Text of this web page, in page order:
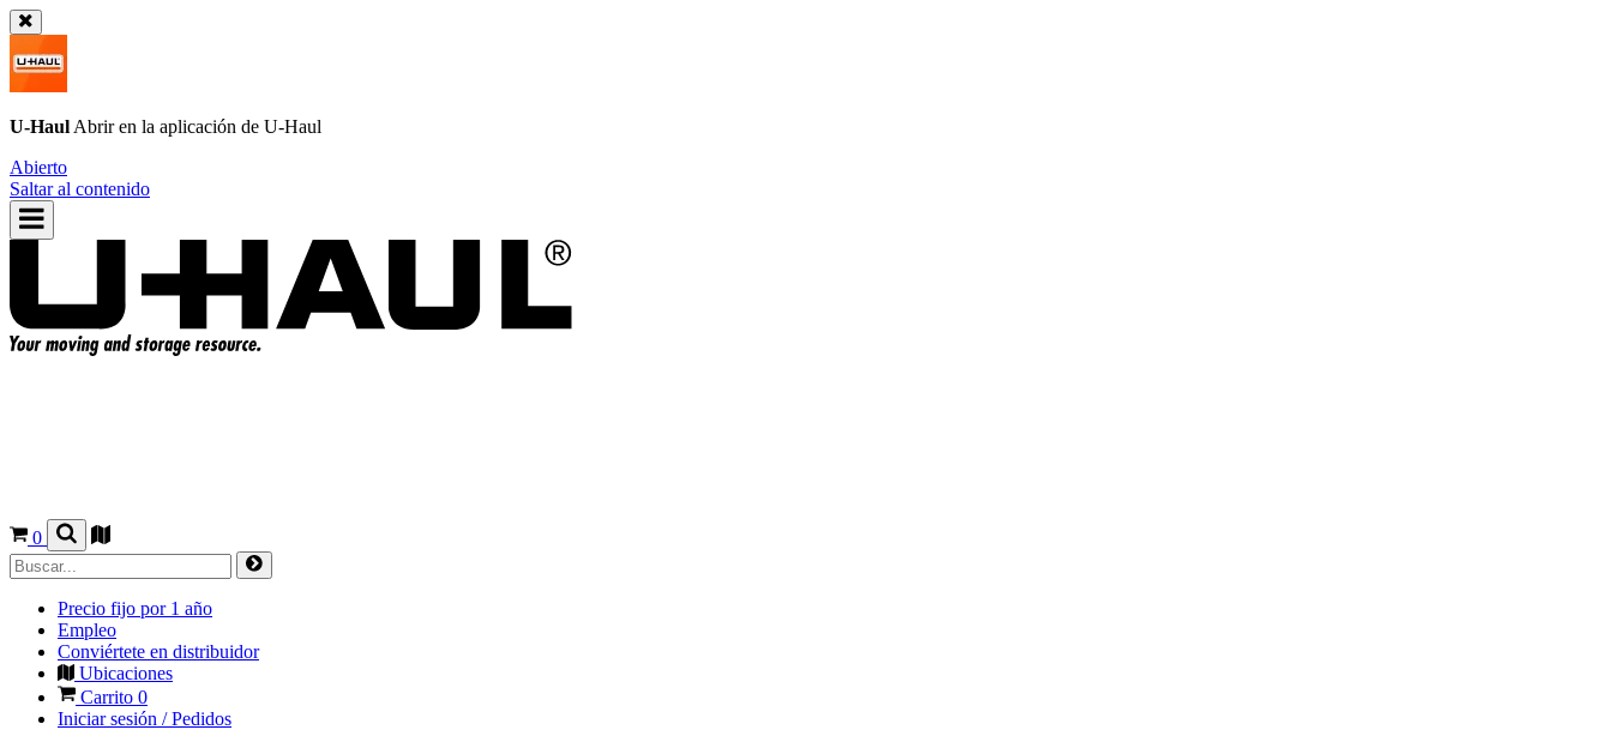
U-Haul Abrir en la aplicación de U-Haul
Abierto
Saltar al contenido
0
Precio fijo por 1 año
Empleo
Conviértete en distribuidor
Ubicaciones
Carrito 0
Iniciar sesión / Pedidos